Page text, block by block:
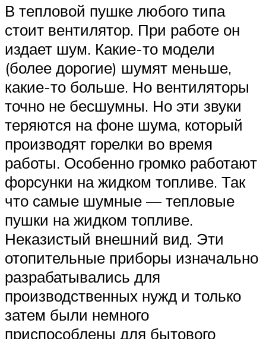
В тепловой пушке любого типа
стоит вентилятор. При работе он
издает шум. Какие-то модели
(более дорогие) шумят меньше,
какие-то больше. Но вентиляторы
точно не бесшумны. Но эти звуки
теряются на фоне шума, который
производят горелки во время
работы. Особенно громко работают
форсунки на жидком топливе. Так
что самые шумные — тепловые
пушки на жидком топливе.
Неказистый внешний вид. Эти
отопительные приборы изначально
разрабатывались для
производственных нужд и только
затем были немного
приспособлены для бытового